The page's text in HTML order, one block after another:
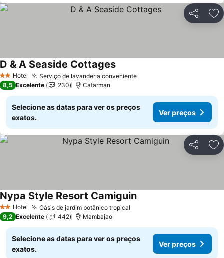
Partilhar
2 Estrelas
Hotel Serviço de lavanderia conveniente
D & A Seaside Cottages
8,5 Excelente 230 Catarman
Selecione as datas para ver os preços
exatos.
Ver preços
Partilhar
2 Estrelas
Hotel Oásis de jardim botânico tropical
Nypa Style Resort Camiguin
9,2 Excelente 442 Mambajao
Selecione as datas para ver os preços
exatos.
Ver preços